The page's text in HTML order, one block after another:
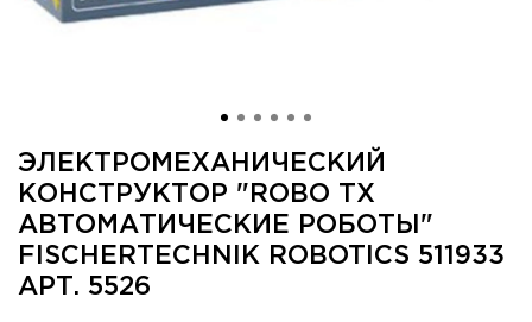
ЭЛЕКТРОМЕХАНИЧЕСКИЙ
КОНСТРУКТОР "ROBO TX
АВТОМАТИЧЕСКИЕ РОБОТЫ"
FISCHERTECHNIK ROBOTICS 511933
АРТ. 5526